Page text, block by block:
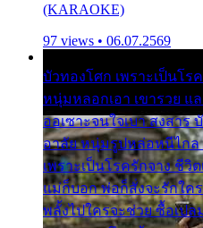
(KARAOKE)
97 views • 06.07.2569
บัวทองโศก เพราะเป็นโ
หนุ่มหลอกเอา เขารวย แ
ออเซาะจนใจเบา สงสาร
อาลัย หนุ่มรูปหล่อหนีไกล
เพราะเป็นโรครักจาง ชีวิ
แม่ก็บอก พ่อก็สั่งจะรักใค
พลั้งไปใครจะช่วย ซื้อเปล